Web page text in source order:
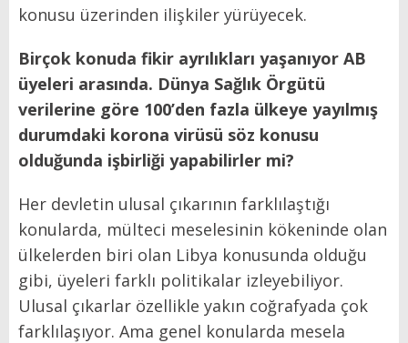
konusu üzerinden ilişkiler yürüyecek.
Birçok konuda fikir ayrılıkları yaşanıyor AB
üyeleri arasında. Dünya Sağlık Örgütü
verilerine göre 100’den fazla ülkeye yayılmış
durumdaki korona virüsü söz konusu
olduğunda işbirliği yapabilirler mi?
Her devletin ulusal çıkarının farklılaştığı
konularda, mülteci meselesinin kökeninde olan
ülkelerden biri olan Libya konusunda olduğu
gibi, üyeleri farklı politikalar izleyebiliyor.
Ulusal çıkarlar özellikle yakın coğrafyada çok
farklılaşıyor. Ama genel konularda mesela